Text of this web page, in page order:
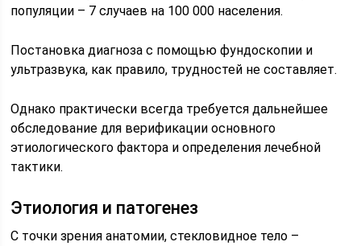
популяции – 7 случаев на 100 000 населения.
Постановка диагноза с помощью фундоскопии и
ультразвука, как правило, трудностей не составляет.
Однако практически всегда требуется дальнейшее
обследование для верификации основного
этиологического фактора и определения лечебной
тактики.
Этиология и патогенез
С точки зрения анатомии, стекловидное тело –